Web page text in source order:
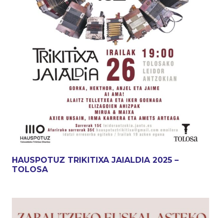
HAUSPOTUZ TRIKITIXA JAIALDIA 2025 –
TOLOSA